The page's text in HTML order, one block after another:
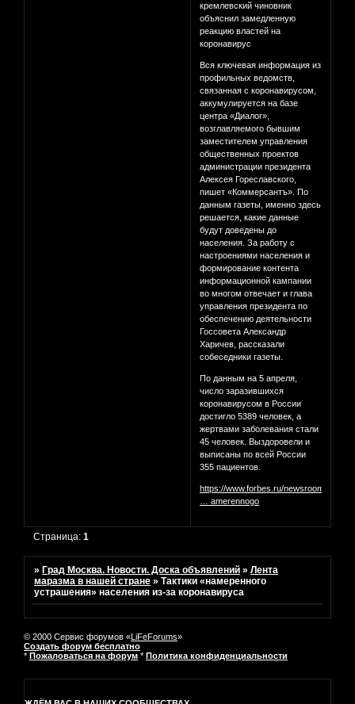
кремлевский чиновник
объяснил замедленную
реакцию властей на
коронавирус
Вся ключевая информация из
профильных ведомств,
связанная с коронавирусом,
аккумулируется на базе
центра «Диалог»,
возглавляемого бывшим
заместителем управления
общественных проектов
администрации президента
Алексея Гореславского,
пишет «Коммерсантъ». По
данным газеты, именно здесь
решается, какие данные
будут доведены до
населения. За работу с
настроениями населения и
формирование контента
информационной кампании
во многом отвечает и глава
управления президента по
обеспечению деятельности
Госсовета Александр
Харичев, рассказали
собеседники газеты.
По данным на 5 апреля,
число заразившихся
коронавирусом в России
достигло 5389 человек, а
жертвами заболевания стали
45 человек. Выздоровели и
выписаны по всей России
355 пациентов.
https://www.forbes.ru/newsroom/
… amerennogo
Страница:1
»Град Москва. Новости. Доска объявлений »Лента
маразма в нашей стране »Тактики «намеренного
устрашения» населения из-за коронавируса
© 2000 Сервис форумов «LiFeForums»
Создать форум бесплатно
* Пожаловаться на форум * Политика конфиденциальности